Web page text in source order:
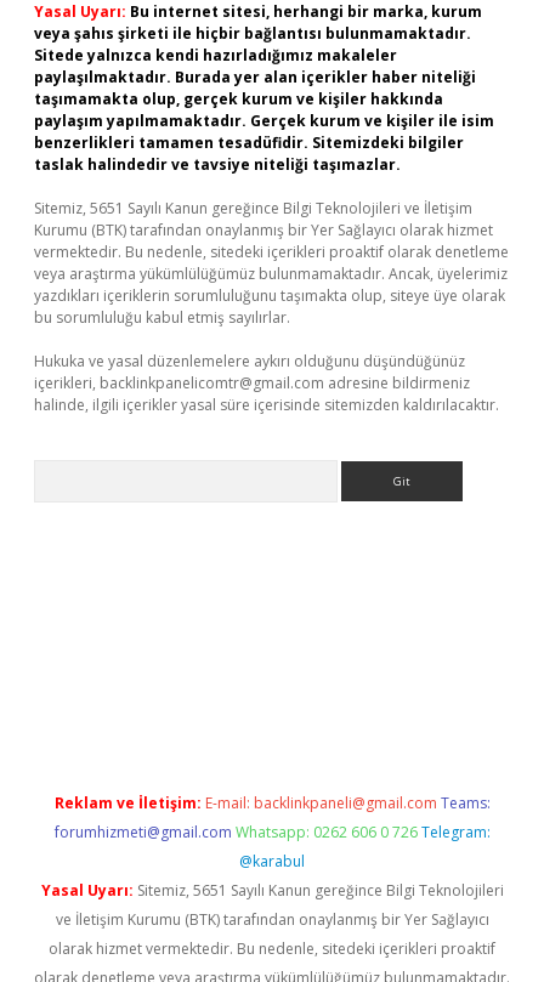
Yasal Uyarı: Bu internet sitesi, herhangi bir marka, kurum
veya şahıs şirketi ile hiçbir bağlantısı bulunmamaktadır.
Sitede yalnızca kendi hazırladığımız makaleler
paylaşılmaktadır. Burada yer alan içerikler haber niteliği
taşımamakta olup, gerçek kurum ve kişiler hakkında
paylaşım yapılmamaktadır. Gerçek kurum ve kişiler ile isim
benzerlikleri tamamen tesadüfidir. Sitemizdeki bilgiler
taslak halindedir ve tavsiye niteliği taşımazlar.
Sitemiz, 5651 Sayılı Kanun gereğince Bilgi Teknolojileri ve İletişim
Kurumu (BTK) tarafından onaylanmış bir Yer Sağlayıcı olarak hizmet
vermektedir. Bu nedenle, sitedeki içerikleri proaktif olarak denetleme
veya araştırma yükümlülüğümüz bulunmamaktadır. Ancak, üyelerimiz
yazdıkları içeriklerin sorumluluğunu taşımakta olup, siteye üye olarak
bu sorumluluğu kabul etmiş sayılırlar.
Hukuka ve yasal düzenlemelere aykırı olduğunu düşündüğünüz
içerikleri, backlinkpanelicomtr@gmail.com adresine bildirmeniz
halinde, ilgili içerikler yasal süre içerisinde sitemizden kaldırılacaktır.
Reklam ve İletişim: E-mail: backlinkpaneli@gmail.com Teams:
forumhizmeti@gmail.com Whatsapp: 0262 606 0 726 Telegram:
@karabul
Yasal Uyarı: Sitemiz, 5651 Sayılı Kanun gereğince Bilgi Teknolojileri
ve İletişim Kurumu (BTK) tarafından onaylanmış bir Yer Sağlayıcı
olarak hizmet vermektedir. Bu nedenle, sitedeki içerikleri proaktif
olarak denetleme veya araştırma yükümlülüğümüz bulunmamaktadır.